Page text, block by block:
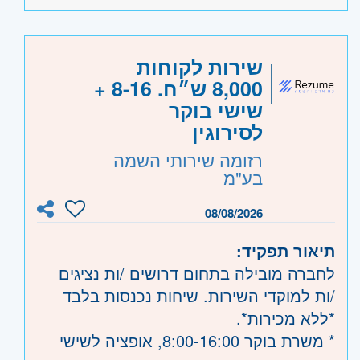
• יכולת עבודה מול צוותי סיסטם, תשתיות
ואבטחת מידע.
• יכולת תחקור תקלות, סדר וארגון ברמה
• יכולת עבודה עצמאית, אחריות אישית ויחסי
אנוש מצוינים.
• אוריינטציה אינטגרטיבית ויכולת הנעת
ממשקים מרובים.
היקף משרה: משרה מלאה
קוד משרה:JB-00012
- תל אביב, פתח תקווה, רמת גן
וגבעתיים, בקעת אונו וגבעת שמואל, שוהם
- רעננה, כפר סבא והוד השרון, ראש
שירות לקוחות
8,000 ש״ח. 8-16 +
שישי בוקר
לסירוגין
רזומה שירותי השמה
בע"מ
08/08/2026
תיאור תפקיד:
לחברה מובילה בתחום דרושים /ות נציגים
/ות למוקדי השירות. שיחות נכנסות בלבד
*ללא מכירות*.
* משרת בוקר 8:00-16:00, אופציה לשישי